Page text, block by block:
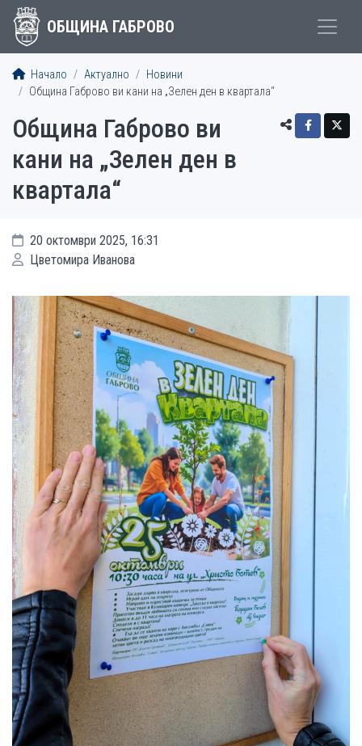
ОБЩИНА ГАБРОВО
Начало Актуално
Новини
Община Габрово ви кани на „Зелен ден в квартала“
Община Габрово ви
кани на „Зелен ден в
квартала“
20 октомври 2025, 16:31
Цветомира Иванова